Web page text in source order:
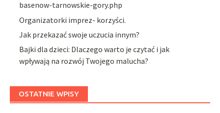
basenow-tarnowskie-gory.php
Organizatorki imprez- korzyści.
Jak przekazać swoje uczucia innym?
Bajki dla dzieci: Dlaczego warto je czytać i jak
wpływają na rozwój Twojego malucha?
OSTATNIE WPISY